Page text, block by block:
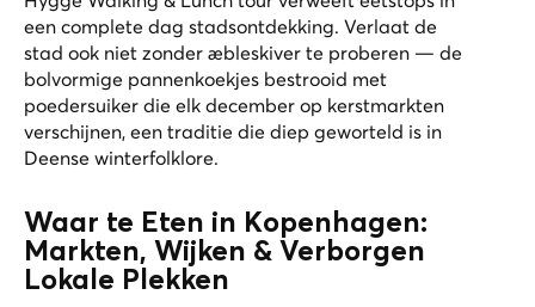
een complete dag stadsontdekking. Verlaat de
stad ook niet zonder æbleskiver te proberen — de
bolvormige pannenkoekjes bestrooid met
poedersuiker die elk december op kerstmarkten
verschijnen, een traditie die diep geworteld is in
Deense winterfolklore.
Waar te Eten in Kopenhagen:
Markten, Wijken & Verborgen
Lokale Plekken